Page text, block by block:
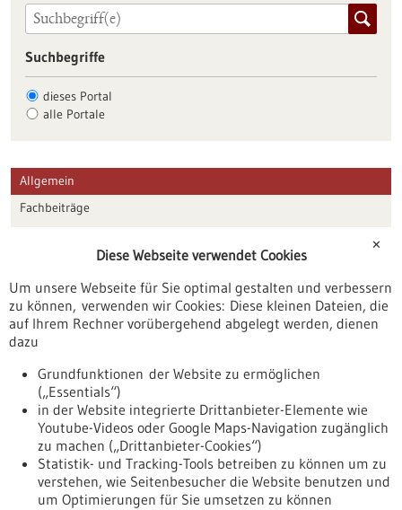
Suchbegriffe
dieses Portal
alle Portale
Allgemein
Fachbeiträge
Veranstaltungen
Erscheinungsdatum
Nach oben
✕
Diese Webseite verwendet Cookies
Um unsere Webseite für Sie optimal gestalten und verbessern
zu können, verwenden wir Cookies: Diese kleinen Dateien, die
auf Ihrem Rechner vorübergehend abgelegt werden, dienen
dazu
Grundfunktionen der Website zu ermöglichen
(„Essentials“)
in der Website integrierte Drittanbieter-Elemente wie
Youtube-Videos oder Google Maps-Navigation zugänglich
zu machen („Drittanbieter-Cookies“)
Statistik- und Tracking-Tools betreiben zu können um zu
verstehen, wie Seitenbesucher die Website benutzen und
um Optimierungen für Sie umsetzen zu können